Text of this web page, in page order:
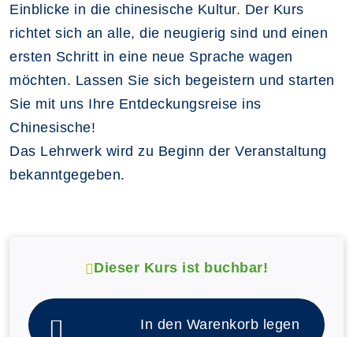
Einblicke in die chinesische Kultur. Der Kurs
richtet sich an alle, die neugierig sind und einen
ersten Schritt in eine neue Sprache wagen
möchten. Lassen Sie sich begeistern und starten
Sie mit uns Ihre Entdeckungsreise ins
Chinesische!
Das Lehrwerk wird zu Beginn der Veranstaltung
bekanntgegeben.
Dieser Kurs ist buchbar!
In den Warenkorb legen